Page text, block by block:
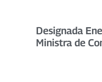
Designada
Ministra de